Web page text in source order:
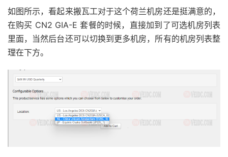
如图所示，看起来搬瓦工对于这个荷兰机房还是挺满意的，
在购买 CN2 GIA-E 套餐的时候，直接加到了可选机房列表
里面，当然后台还可以切换到更多机房，所有的机房列表整
理在下方。